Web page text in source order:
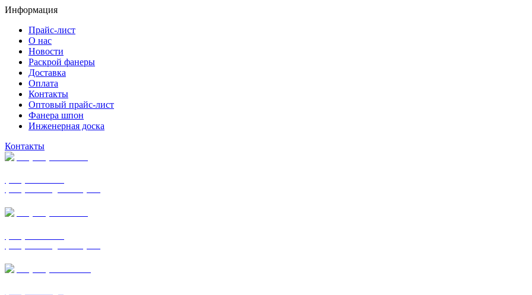
Информация
Прайс-лист
О нас
Новости
Раскрой фанеры
Доставка
Оплата
Контакты
Оптовый прайс-лист
Фанера шпон
Инженерная доска
Контакты